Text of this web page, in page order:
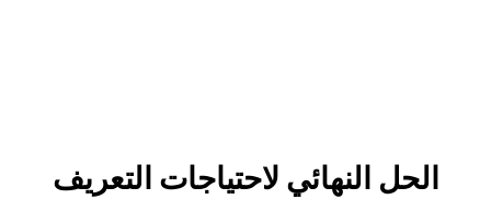
الحل النهائي لاحتياجات التعريف